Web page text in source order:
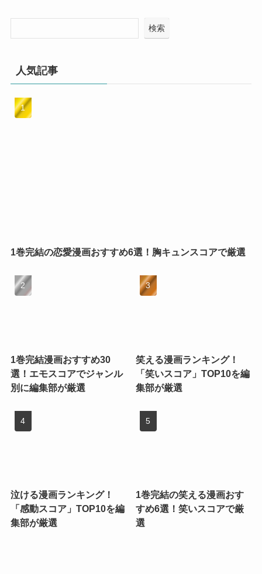
検索
人気記事
1巻完結の恋愛漫画おすすめ6選！胸キュンスコアで厳選
1巻完結漫画おすすめ30
選！エモスコアでジャンル
別に編集部が厳選
笑える漫画ランキング！
「笑いスコア」TOP10を編
集部が厳選
泣ける漫画ランキング！
「感動スコア」TOP10を編
集部が厳選
1巻完結の笑える漫画おす
すめ6選！笑いスコアで厳
選